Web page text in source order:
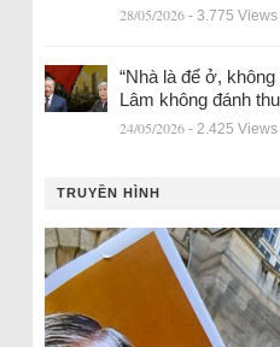
28/05/2026 - 3.775 Views
“Nhà là để ở,
Lâm không đánh
24/05/2026 - 2.425 Views
TRUYỀN HÌNH